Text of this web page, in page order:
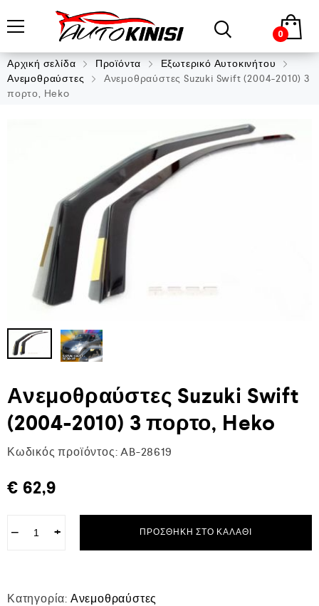
0
Αρχική σελίδα Προϊόντα
Εξωτερικό Αυτοκινήτου
Ανεμοθραύστες
Ανεμοθραύστες Suzuki Swift (2004-2010) 3
πορτο, Heko
Ανεμοθραύστες Suzuki Swift
(2004-2010) 3 πορτο, Heko
Κωδικός προϊόντος: AB-28619
€ 62,9
− + ΠΡΟΣΘΉΚΗ ΣΤΟ ΚΑΛΆΘΙ
Κατηγορία: Ανεμοθραύστες